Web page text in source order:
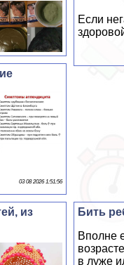
Если
03 08 2026 1:51:56
Бить
Вполне
в луже
из